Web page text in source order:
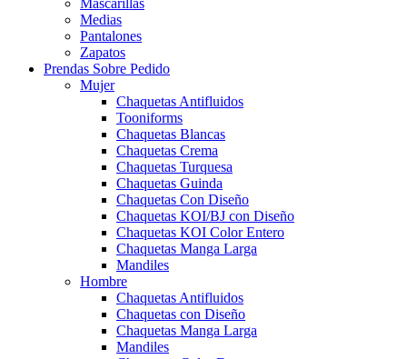
Mascarillas
Medias
Pantalones
Zapatos
Prendas Sobre Pedido
Mujer
Chaquetas Antifluidos
Tooniforms
Chaquetas Blancas
Chaquetas Crema
Chaquetas Turquesa
Chaquetas Guinda
Chaquetas Con Diseño
Chaquetas KOI/BJ con Diseño
Chaquetas KOI Color Entero
Chaquetas Manga Larga
Mandiles
Hombre
Chaquetas Antifluidos
Chaquetas con Diseño
Chaquetas Manga Larga
Mandiles